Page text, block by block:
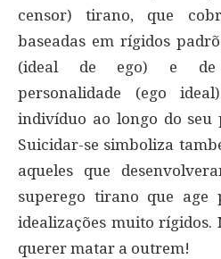
censor) tirano, que
baseadas em rígidos
(ideal de ego) e de
personalidade (ego
indivíduo ao longo do seu
Suicidar-se simboliza
aqueles que
superego tirano que age
idealizações muito rígidos.
querer matar a outrem!